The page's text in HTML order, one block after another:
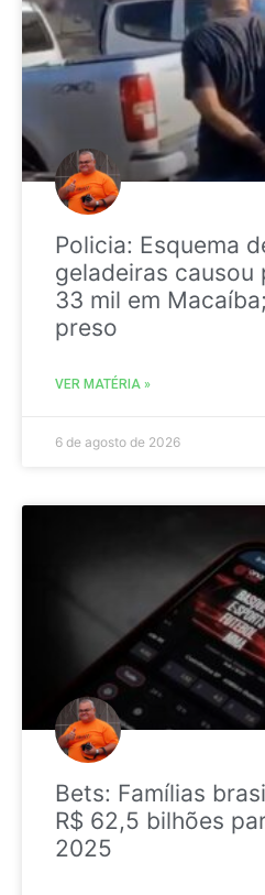
Policia: Esquema
geladeiras causou
33 mil em
preso
VER MATÉRIA »
6 de agosto de 2026
Bets: Famílias
R$ 62,5 bilhões
2025